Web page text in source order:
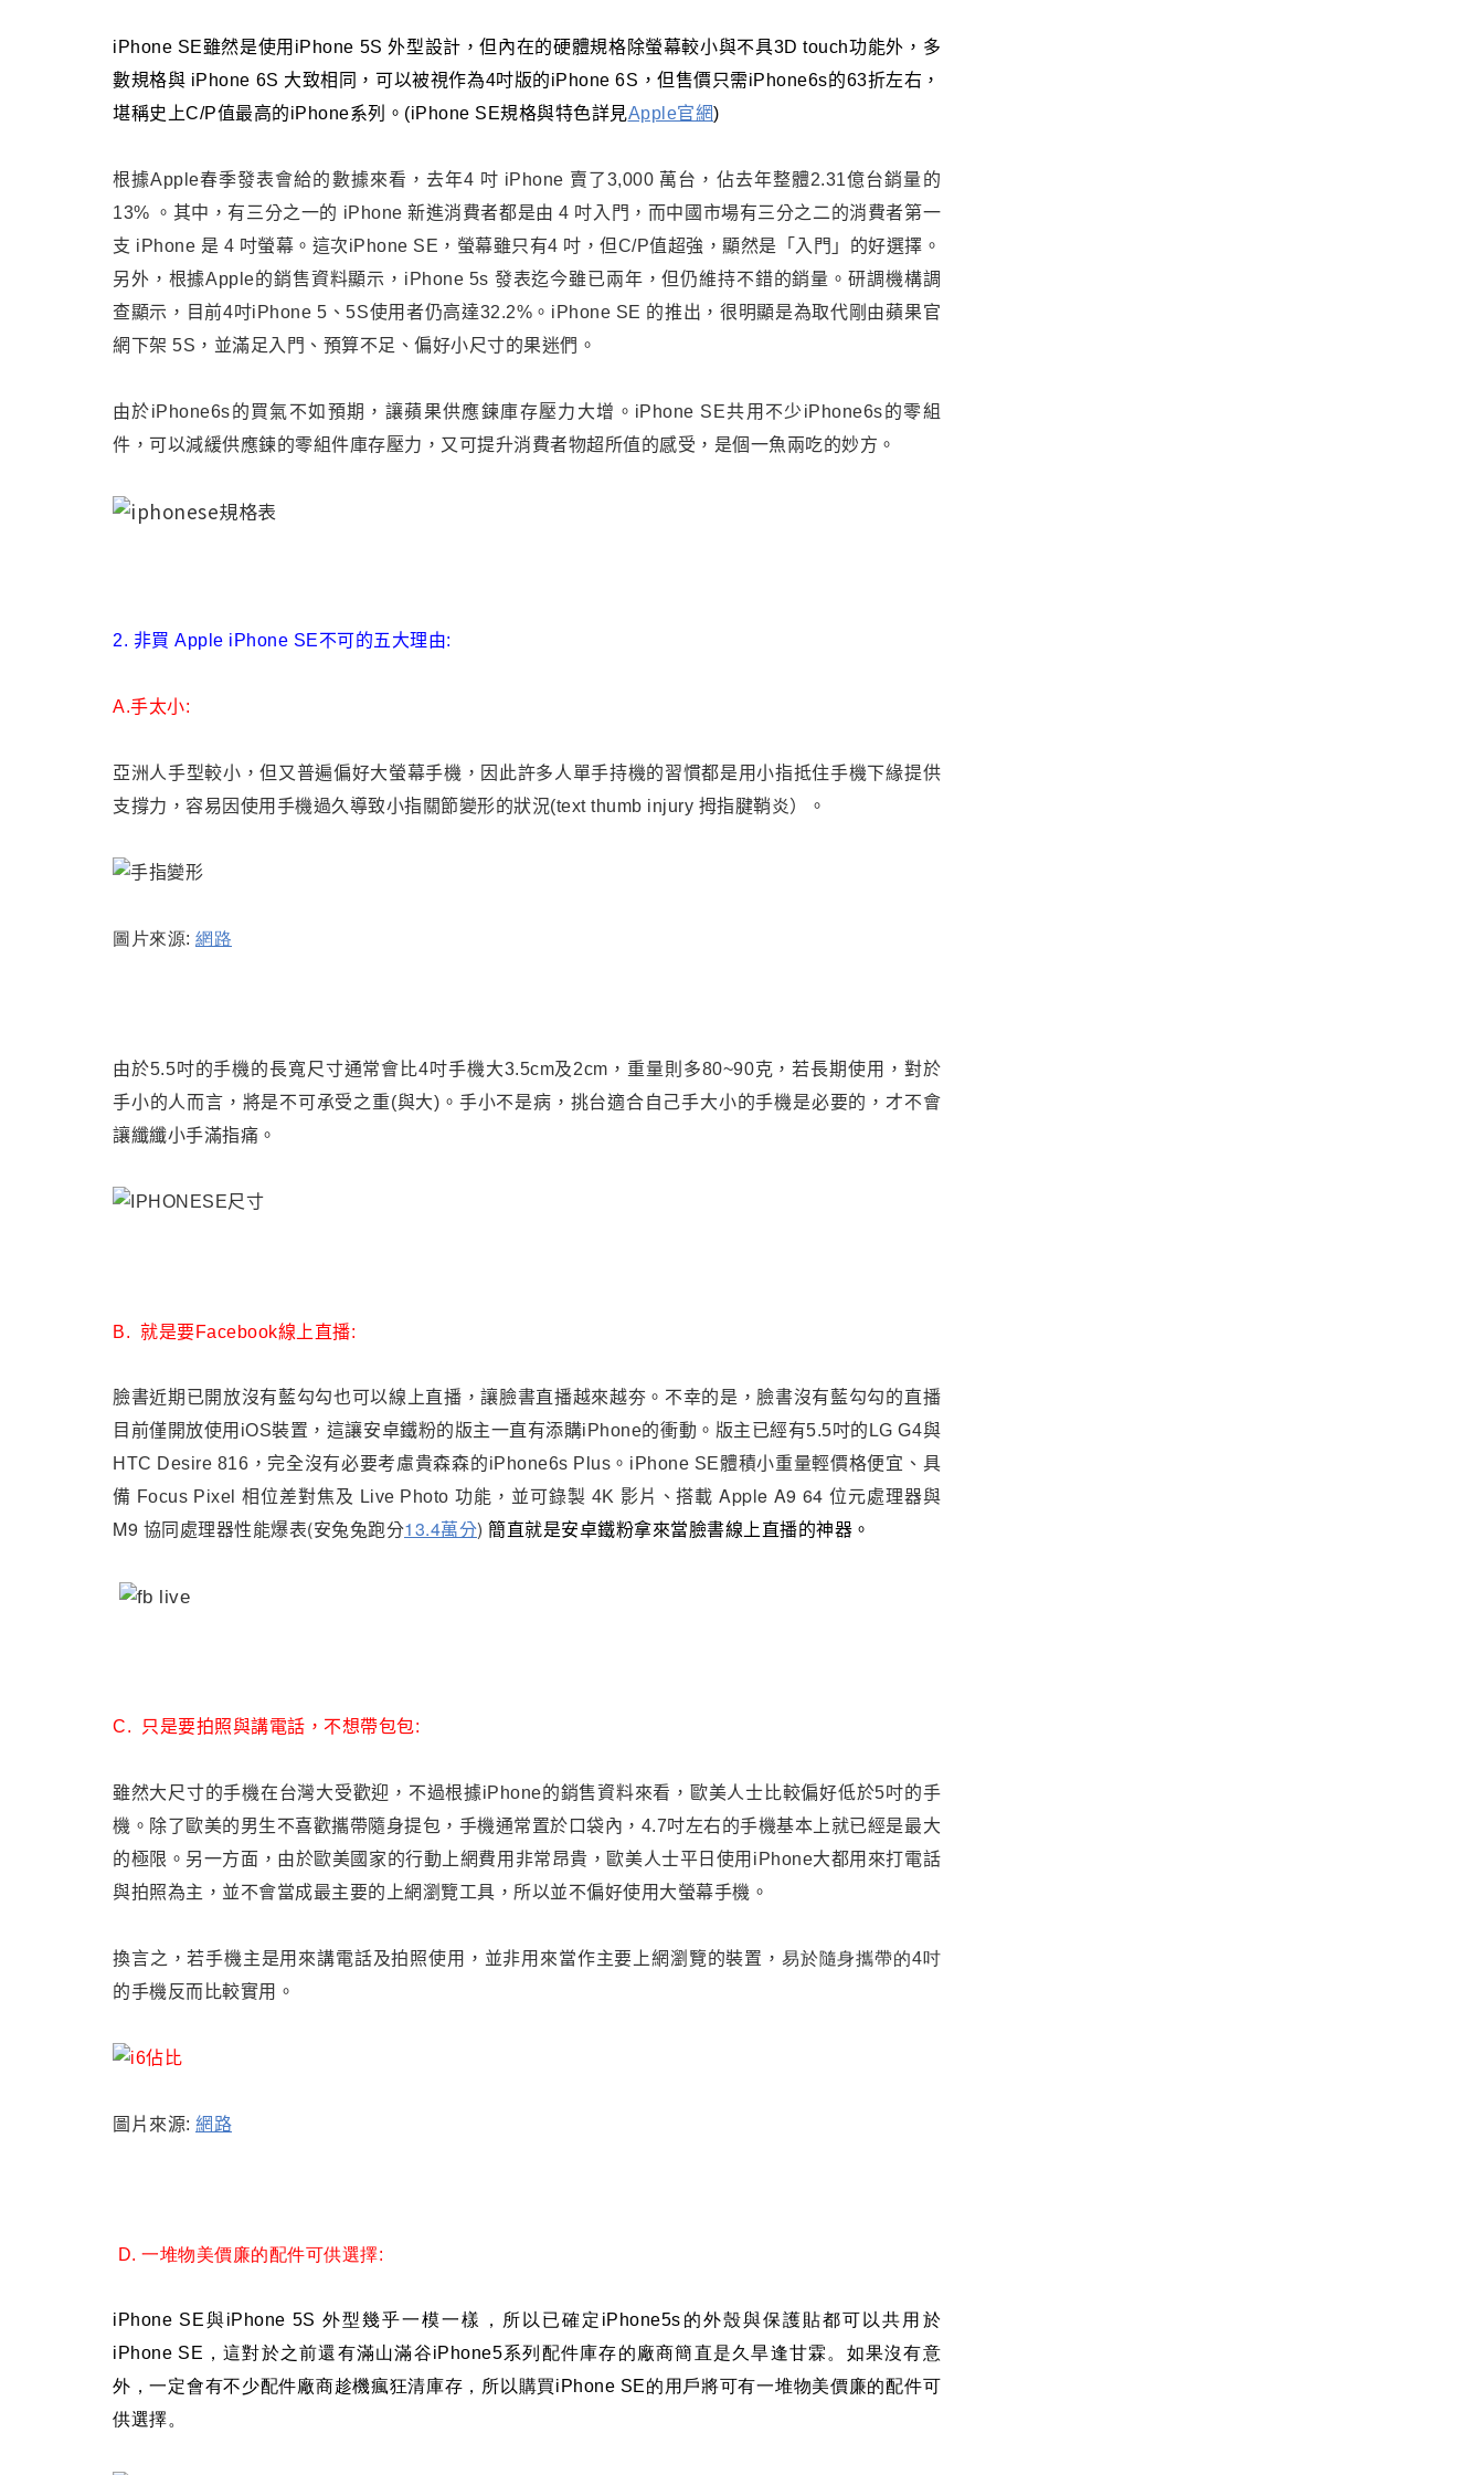
iPhone SE雖然是使用iPhone 5S 外型設計，但內在的硬體規格除螢幕較小與不具3D touch功能外，多
數規格與 iPhone 6S 大致相同，可以被視作為4吋版的iPhone 6S，但售價只需iPhone6s的63折左右，
堪稱史上C/P值最高的iPhone系列。(iPhone SE規格與特色詳見Apple官網)
根據Apple春季發表會給的數據來看 ， 去年4 吋 iPhone 賣了3,000 萬台 ， 佔去年整體2.31億台銷量的
13% 。其中 ， 有三分之一的 iPhone 新進消費者都是由 4 吋入門，而中國市場有三分之二的消費者第一
支 iPhone 是 4 吋螢幕。 這次iPhone SE ， 螢幕雖只有4 吋 ， 但C/P值超強 ， 顯然是「入門」的好選擇。
另外 ， 根據Apple的銷售資料顯示 ， iPhone 5s 發表迄今雖已兩年，但仍維持不錯的銷量 。研調機構調
查顯示，目前4吋iPhone 5、5S使用者仍高達32.2% 。 iPhone SE 的推出，很明顯是為取代剛由蘋果官
網下架 5S ， 並滿足入門、預算不足、偏好小尺寸的果迷們。
由於iPhone6s的買氣不如預期，讓蘋果供應鍊庫存壓力大增。iPhone SE共用不少iPhone6s的零組
件，可以減緩供應鍊的零組件庫存壓力，又可提升消費者物超所值的感受，是個一魚兩吃的妙方。
2. 非買 Apple iPhone SE不可的五大理由:
A.手太小:
亞洲人手型較小，但又普遍偏好大螢幕手機，因此許多人單手持機的習慣都是用小指抵住手機下緣提供
支撐力，容易因使用手機過久導致小指關節變形的狀況(text thumb injury 拇指腱鞘炎）。
圖片來源: 網路
由於5.5吋的手機的長寬尺寸通常會比4吋手機大3.5cm及2cm，重量則多80~90克，若長期使用，對於
手小的人而言，將是不可承受之重(與大)。 手小不是病，挑台適合自己手大小的手機是必要的，才不會
讓纖纖小手滿指痛 。
B. 就是要Facebook線上直播:
臉書近期已開放沒有藍勾勾也可以線上直播，讓臉書直播越來越夯。不幸的是，臉書沒有藍勾勾的直播
目前僅開放使用iOS裝置，這讓安卓鐵粉的版主一直有添購iPhone的衝動 。版主已經有5.5吋的LG G4與
HTC Desire 816 ，完全沒有必要考慮貴森森的iPhone6s Plus 。 iPhone SE體積小重量輕價格便宜 、 具
備 Focus Pixel 相位差對焦及 Live Photo 功能，並可錄製 4K 影片 、搭載 Apple A9 64 位元處理器與
M9 協同處理器性能爆表(安兔兔跑分13.4萬分) 簡直就是安卓鐵粉拿來當臉書線上直播的神器 。
C. 只是要拍照與講電話 ，不想帶包包:
雖然大尺寸的手機在台灣大受歡迎，不過根據iPhone的銷售資料來看，歐美人士比較偏好低於5吋的手
機。除了歐美的男生不喜歡攜帶隨身提包，手機通常置於口袋內 ， 4.7吋左右的手機基本上就已經是最大
的極限。另一方面 ， 由於歐美國家的行動上網費用非常昂貴 ， 歐美人士平日使用iPhone大都用來打電話
與拍照為主 ， 並不會當成最主要的上網瀏覽工具 ， 所以並不偏好使用大螢幕手機 。
換言之 ，若手機主是用來講電話及拍照使用 ， 並非用來當作主要上網瀏覽的裝置 ， 易於隨身攜帶的4吋
的手機反而比較實用 。
圖片來源: 網路
D. 一堆物美價廉的配件可供選擇:
i Phone SE與iPhone 5S 外型幾乎一模一樣 ，
所以已確定iPhone5s的外殼與保護貼都可以共用於
iPhone SE ，這對於之前還有滿山滿谷iPhone5系列配件庫存的廠商簡直是久旱逢甘霖 。如果沒有意
外 ，一定會有不少配件廠商趁機瘋狂清庫存 ， 所以購買iPhone SE的用戶將可有一堆物美價廉的配件可
供選擇。